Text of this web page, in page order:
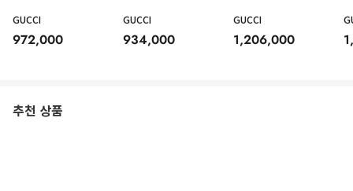
GUCCI
972,000
GUCCI
934,000
GUCCI
1,206,000
추천 상품